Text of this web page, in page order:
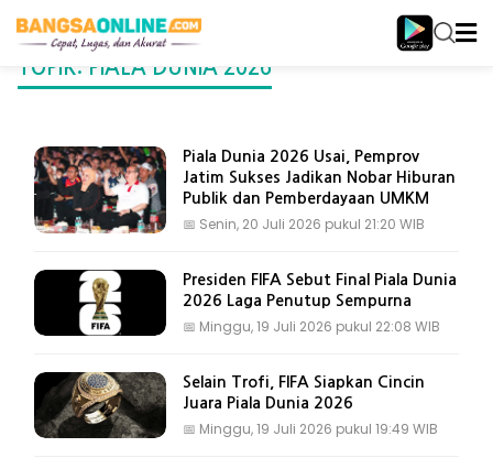
TOPIK: PIALA DUNIA 2026
Piala Dunia 2026 Usai, Pemprov
Jatim Sukses Jadikan Nobar Hiburan
Publik dan Pemberdayaan UMKM
📅 Senin, 20 Juli 2026 pukul 21:20 WIB
Presiden FIFA Sebut Final Piala Dunia
2026 Laga Penutup Sempurna
📅 Minggu, 19 Juli 2026 pukul 22:08 WIB
Selain Trofi, FIFA Siapkan Cincin
Juara Piala Dunia 2026
📅 Minggu, 19 Juli 2026 pukul 19:49 WIB